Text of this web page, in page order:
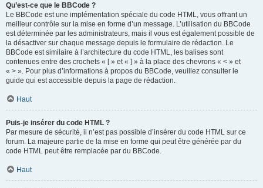
Qu’est-ce que le BBCode ?
Le BBCode est une implémentation spéciale du code HTML, vous offrant un
meilleur contrôle sur la mise en forme d’un message. L’utilisation du BBCode
est déterminée par les administrateurs, mais il vous est également possible de
la désactiver sur chaque message depuis le formulaire de rédaction. Le
BBCode est similaire à l’architecture du code HTML, les balises sont
contenues entre des crochets « [ » et « ] » à la place des chevrons « < » et
« > ». Pour plus d’informations à propos du BBCode, veuillez consulter le
guide qui est accessible depuis la page de rédaction.
Haut
Puis-je insérer du code HTML ?
Par mesure de sécurité, il n’est pas possible d’insérer du code HTML sur ce
forum. La majeure partie de la mise en forme qui peut être générée par du
code HTML peut être remplacée par du BBCode.
Haut